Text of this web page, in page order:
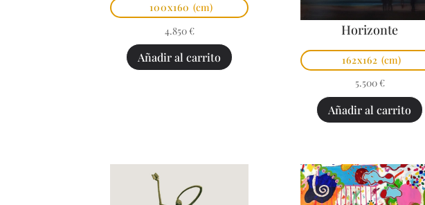
100x160 (cm)
4.850 €
Añadir al carrito
Horizonte
162x162 (cm)
5.500 €
Añadir al carrito